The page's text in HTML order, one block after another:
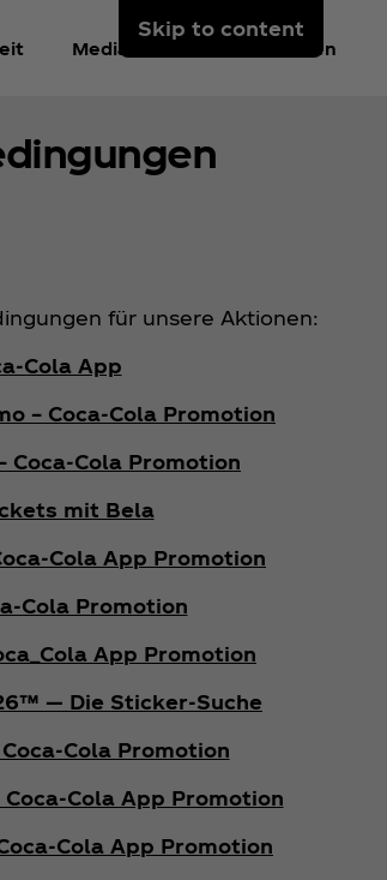
Skip to content
Mediacenter Anmelden
für unsere Aktionen:
App
– Coca‑Cola Promotion
Coca‑Cola Promotion
mit Bela
App Promotion
Promotion
App Promotion
— Die Sticker-Suche
Promotion
App Promotion
App Promotion